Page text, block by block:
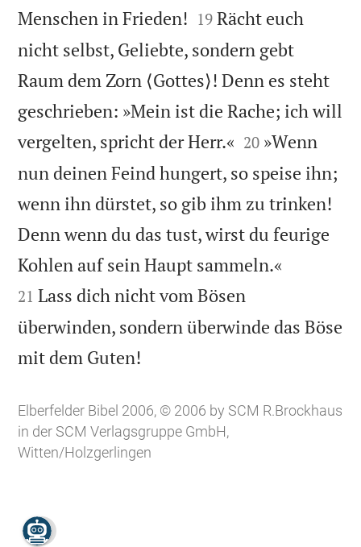
Menschen in Frieden! 

19 Rächt euch
nicht selbst, Geliebte, sondern gebt
Raum dem Zorn ⟨Gottes⟩! Denn es steht
geschrieben: »Mein ist die Rache; ich will
vergelten, spricht der Herr.« 

20 »Wenn
nun deinen Feind hungert, so speise ihn;
wenn ihn dürstet, so gib ihm zu trinken!
Denn wenn du das tust, wirst du feurige
Kohlen auf sein Haupt sammeln.«
21 Lass dich nicht vom Bösen
überwinden, sondern überwinde das Böse
mit dem Guten!
Elberfelder Bibel 2006, © 2006 by SCM R.Brockhaus
in der SCM Verlagsgruppe GmbH,
Witten/Holzgerlingen